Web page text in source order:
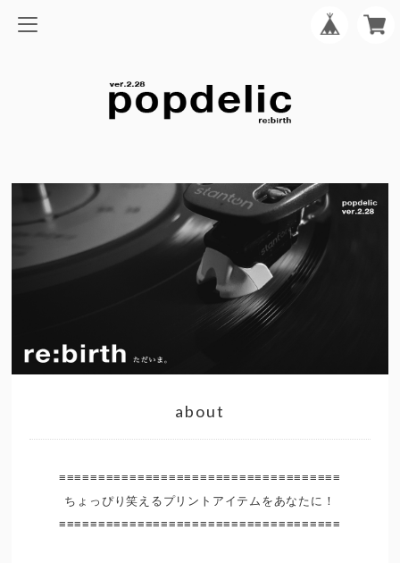
about
≡≡≡≡≡≡≡≡≡≡≡≡≡≡≡≡≡≡≡≡≡≡≡≡≡≡≡≡≡≡≡≡≡≡≡≡
ちょっぴり笑えるプリントアイテムをあなたに！
≡≡≡≡≡≡≡≡≡≡≡≡≡≡≡≡≡≡≡≡≡≡≡≡≡≡≡≡≡≡≡≡≡≡≡≡